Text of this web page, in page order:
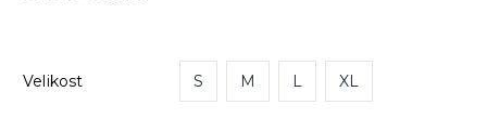
Velikost S M L XL